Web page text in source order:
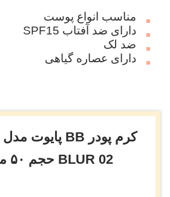
مناسب انواع پوست
دارای ضد آفتاب SPF15
ضد لک
دارای عصاره گیاهی
BLUR 02 حجم ۵۰ میلی لیتر